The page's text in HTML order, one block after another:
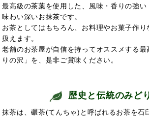
最高級の茶葉を使用した、風味・香りの強い
味わい深いお抹茶です。
お茶としてはもちろん、お料理やお菓子作
扱えます。
老舗のお茶屋が自信を持ってオススメする
りの沢」を、是非ご賞味ください。
歴史と伝統のみど
抹茶は、碾茶(てんちゃ)と呼ばれるお茶を石